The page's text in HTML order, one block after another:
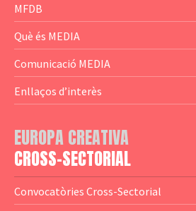
— Business Cluster
— Audience Cluster
— Altres
MFDB
Què és MEDIA
— El subprograma MEDIA
— Agència Executiva
— Logotips
Comunicació MEDIA
— Estrenes a Catalunya
— Notícies
— Publicacions
— Guies MEDIA
Enllaços d’interès
EUROPA CREATIVA
CROSS-SECTORIAL
Convocatòries Cross-Sectorial